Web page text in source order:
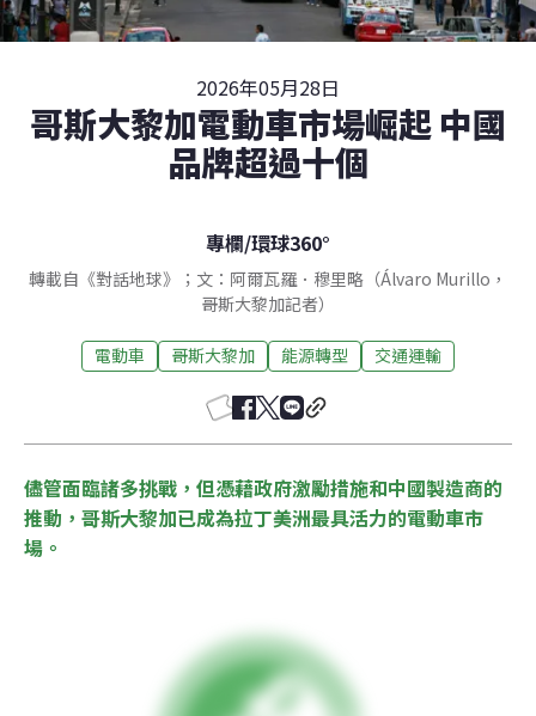
2026年05月28日
哥斯大黎加電動車市場崛起 中國
品牌超過十個
專欄/環球360°
轉載自《對話地球》；文：阿爾瓦羅．穆里略（Álvaro Murillo，
哥斯大黎加記者）
電動車 哥斯大黎加 能源轉型 交通運輸
儘管面臨諸多挑戰，但憑藉政府激勵措施和中國製造商的
推動，哥斯大黎加已成為拉丁美洲最具活力的電動車市
場。